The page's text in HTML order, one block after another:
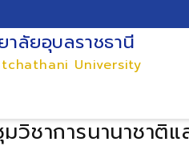
าลัยอุบลราชธานี
University
มวิชาการนานาชา